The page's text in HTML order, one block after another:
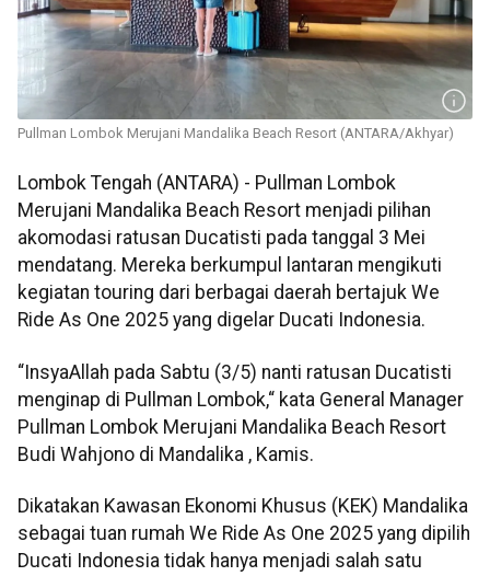
Pullman Lombok Merujani Mandalika Beach Resort (ANTARA/Akhyar)
Lombok Tengah (ANTARA) - Pullman Lombok
Merujani Mandalika Beach Resort menjadi pilihan
akomodasi ratusan Ducatisti pada tanggal 3 Mei
mendatang. Mereka berkumpul lantaran mengikuti
kegiatan touring dari berbagai daerah bertajuk We
Ride As One 2025 yang digelar Ducati Indonesia.
“InsyaAllah pada Sabtu (3/5) nanti ratusan Ducatisti
menginap di Pullman Lombok,“ kata General Manager
Pullman Lombok Merujani Mandalika Beach Resort
Budi Wahjono di Mandalika , Kamis.
Dikatakan Kawasan Ekonomi Khusus (KEK) Mandalika
sebagai tuan rumah We Ride As One 2025 yang dipilih
Ducati Indonesia tidak hanya menjadi salah satu